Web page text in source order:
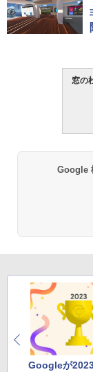
窓の
Google
Googleが